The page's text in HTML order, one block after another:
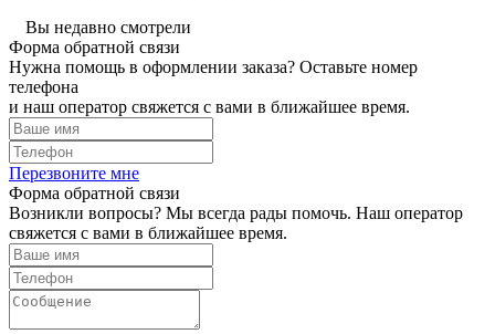
Вы недавно смотрели
Форма обратной связи
Нужна помощь в оформлении заказа? Оставьте номер
телефона
и наш оператор свяжется с вами в ближайшее время.
Перезвоните мне
Форма обратной связи
Возникли вопросы? Мы всегда рады помочь. Наш оператор
свяжется с вами в ближайшее время.